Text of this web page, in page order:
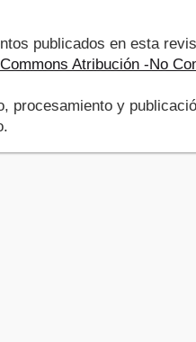
publicados en esta
Atribución -No
procesamiento y